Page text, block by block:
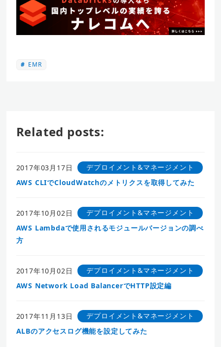
EMR
Related posts:
2017年03月17日
デプロイメント&マネージメント
AWS CLIでCloudWatchのメトリクスを取得してみた
2017年10月02日
デプロイメント&マネージメント
AWS Lambdaで使用されるモジュールバージョンの調べ
方
2017年10月02日
デプロイメント&マネージメント
AWS Network Load BalancerでHTTP設定編
2017年11月13日
デプロイメント&マネージメント
ALBのアクセスログ機能を設定してみた